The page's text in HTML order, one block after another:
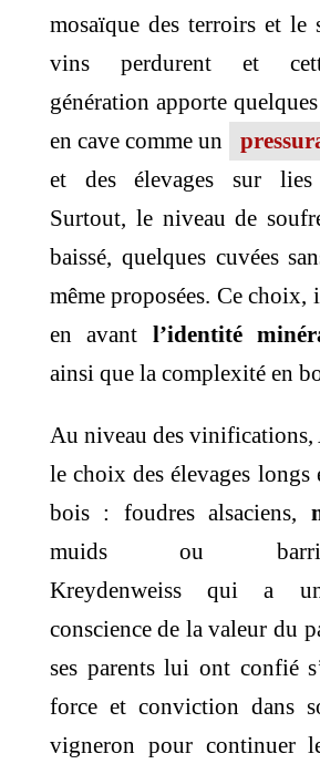
mosaïque des terroirs et le
vins perdurent et
génération apporte
en cave comme un
et des élevages sur
Surtout, le niveau de
baissé, quelques cuvées
même proposées. Ce choix,
en avant l’identité
ainsi que la complexité en
Au niveau des
le choix des élevages longs
bois : foudres alsaciens,
muids ou
Kreydenweiss qui a
conscience de la valeur du
ses parents lui ont confié
force et conviction dans
vigneron pour continuer